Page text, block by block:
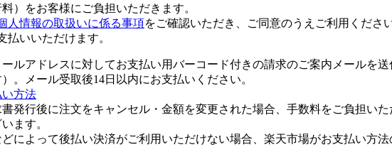
料）をお客様にご負担いただきます。
人情報の取扱いに係る事項をご確認いただき、ご同意のうえご利用ください
払いいただけます。
ルアドレスに対してお支払い用バーコード付きの請求のご案内メールを
。メール受取後14日以内にお支払いください。
方法
発行後に注文をキャンセル・金額を変更された場合、手数料をご負担い
ます。
によって後払い決済がご利用いただけない場合、楽天市場がお支払い方法